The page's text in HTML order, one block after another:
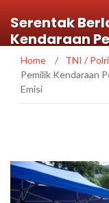
Serentak
Kendaraan
Dokumen
Home / TNI / Polri
Pemilik Kendaraan
Emisi